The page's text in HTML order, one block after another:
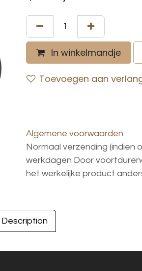
In winkelmandje
Toevoegen aan
Algemene voorwaarden
Normaal verzending (indien
werkdagen Door
het werkelijke product
Description